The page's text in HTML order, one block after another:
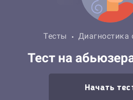
Тесты Диагностика
Тест на
Начать